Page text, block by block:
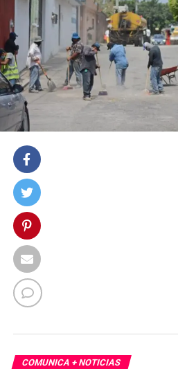
COMUNICA + NOTICIAS